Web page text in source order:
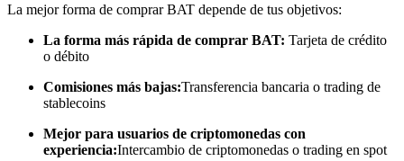
Conviértete en un Trader de Copia
Disfruta del reparto de beneficios y comisiones de copy trading
La mejor forma de comprar BAT depende de tus objetivos:
La forma más rápida de comprar BAT: Tarjeta de crédito
o débito
Comisiones más bajas:Transferencia bancaria o trading de
stablecoins
Mejor para usuarios de criptomonedas con
experiencia:Intercambio de criptomonedas o trading en spot